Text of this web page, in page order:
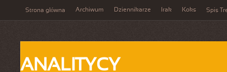
Strona główna Archiwum Dziennikarze Irak Koks Spis
ANALITYCY